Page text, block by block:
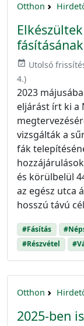
Otthon
event_available Utolsó
4.)
2023
eljárást írt ki a
vizsgálták a
fák
és körülbelül
az egész utca
hosszú távú
#Fásítás
#Részvétel
Otthon
2025-ben